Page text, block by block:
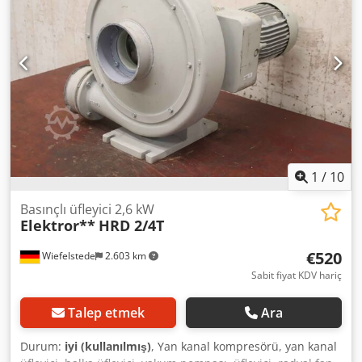
kodu):
, The TRHC 80-600 has a capacity of 650 m³/h.
The 180L-4 electric motor is a suitable drive for the pump.
The pump was overhauled in 2025. Free shaft end, sold
without motor and coupling. Parts replaced during the
refurbishment: new shaft seal, new bearings. Wear plates
and impeller machined. Complete surface treatment and
coating of pump housing and mechanical components.
Dedpfx Aloy Hf Imo Aeck
1 / 10
Wiefelstede 2.603 km
Basınçlı üfleyici 2,6 kW
Elektror** HRD 2/4T
€520
Sabit fiyat KDV hariç
Talep etmek Ara
Durum: iyi (kullanılmış), Yan kanal kompresörü, yan kanal